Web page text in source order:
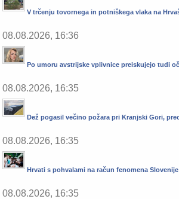
V trčenju tovornega in potniškega vlaka na
08.08.2026, 16:36
Po umoru avstrijske vplivnice preiskujejo tudi
08.08.2026, 16:35
Dež pogasil večino požara pri Kranjski Gori,
08.08.2026, 16:35
Hrvati s pohvalami na račun fenomena
08.08.2026, 16:35